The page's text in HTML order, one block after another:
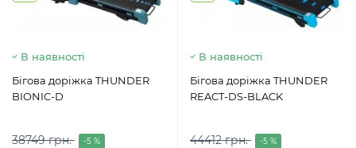
В наявності
Бігова доріжка THUNDER
BIONIC-D
38749 грн. -5 %
В наявності
Бігова доріжка THUNDER
REACT-DS-BLACK
44412 грн. -5 %